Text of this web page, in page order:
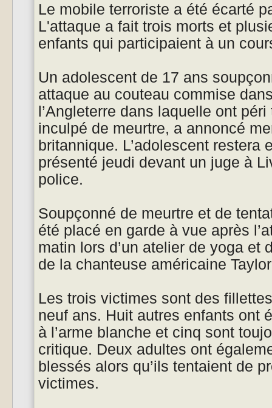
Le mobile terroriste a été écarté
L'attaque a fait trois morts et
enfants qui participaient à un
Un adolescent de 17 ans
attaque au couteau commise
l’Angleterre dans laquelle ont
inculpé de meurtre, a annoncé
britannique. L’adolescent restera
présenté jeudi devant un juge à
police.
Soupçonné de meurtre et de
été placé en garde à vue après
matin lors d’un atelier de yoga et
de la chanteuse américaine
Les trois victimes sont des
neuf ans. Huit autres enfants ont
à l’arme blanche et cinq sont
critique. Deux adultes ont
blessés alors qu’ils tentaient de
victimes.